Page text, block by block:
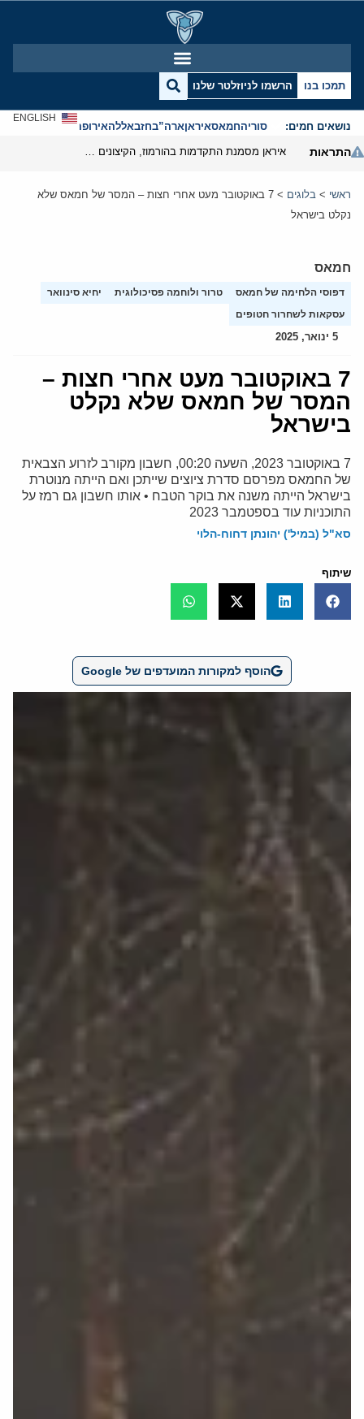
תמכו בנו הרשמו לניוזלטר שלנו
נושאים חמים: סוריהחמאסאיראןארה”בחזבאללהאירופהאנטישמיות
ENGLISH
התראות
ראשי > בלוגים >
7 באוקטובר מעט אחרי חצות – המסר של חמאס שלא
נקלט בישראל
חמאס
דפוסי הלחימה של חמאס טרור ולוחמה פסיכולוגית
יחיא סינוואר
עסקאות לשחרור חטופים
5 ינואר, 2025
7 באוקטובר מעט אחרי חצות –
המסר של חמאס שלא נקלט
בישראל
7 באוקטובר 2023, השעה 00:20, חשבון מקורב לזרוע הצבאית
של החמאס מפרסם סדרת ציוצים שייתכן ואם הייתה מנוטרת
בישראל הייתה משנה את בוקר הטבח • אותו חשבון גם רמז על
התוכניות עוד בספטמבר 2023
סא"ל (במיל') יהונתן דחוח-הלוי
שיתוף
הוסף למקורות המועדפים של Google